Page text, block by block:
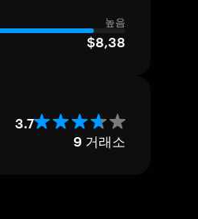
높음
$8,38
3.7
9 거래소